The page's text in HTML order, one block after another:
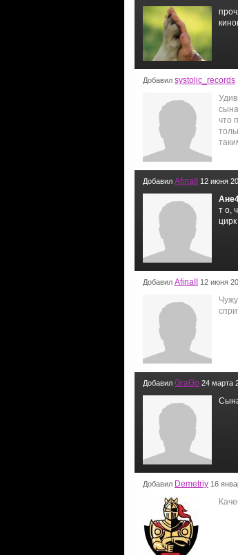
Добавил systolic_records
что
Добавил AfinaII 12 июня
т о,
Добавил AfinaII 12 июня
Добавил GraGo 24 марта
Добавил Demetriy 16